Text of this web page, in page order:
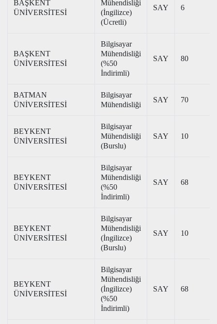
BAŞKENT
ÜNİVERSİTESİ
Mühendisliği
(İngilizce)
(Ücretli)
SAY 6
BAŞKENT
ÜNİVERSİTESİ
Bilgisayar
Mühendisliği
(%50
İndirimli)
SAY 80
BATMAN
ÜNİVERSİTESİ
Bilgisayar
Mühendisliği
SAY 70
BEYKENT
ÜNİVERSİTESİ
Bilgisayar
Mühendisliği
(Burslu)
SAY 10
BEYKENT
ÜNİVERSİTESİ
Bilgisayar
Mühendisliği
(%50
İndirimli)
SAY 68
BEYKENT
ÜNİVERSİTESİ
Bilgisayar
Mühendisliği
(İngilizce)
(Burslu)
SAY 10
BEYKENT
ÜNİVERSİTESİ
Bilgisayar
Mühendisliği
(İngilizce)
(%50
İndirimli)
SAY 68